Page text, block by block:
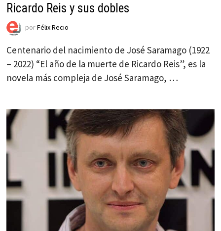
Ricardo Reis y sus dobles
porFélix Recio
Centenario del nacimiento de José Saramago (1922
– 2022) “El año de la muerte de Ricardo Reis”, es la
novela más compleja de José Saramago, …